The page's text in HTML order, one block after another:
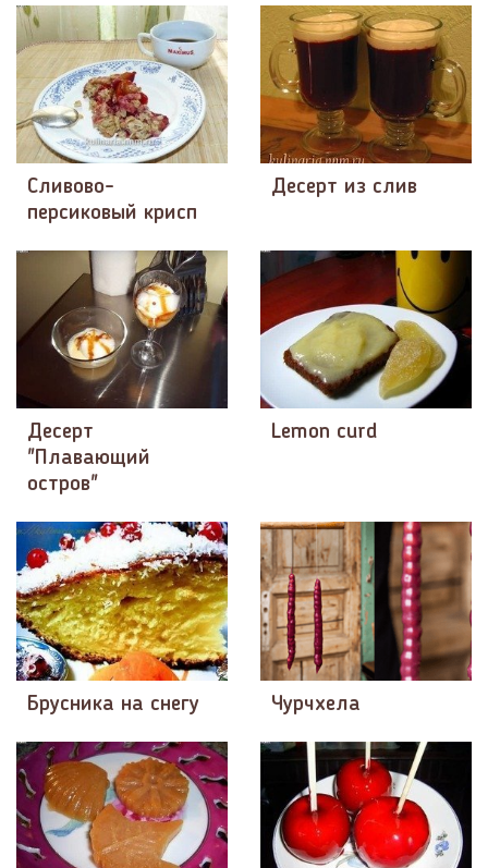
Сливово-
персиковый крисп
Десерт из слив
Десерт
"Плавающий
остров"
Lemon curd
Брусника на снегу Чурчхела